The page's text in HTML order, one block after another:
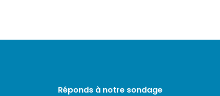
Réponds à notre sondage